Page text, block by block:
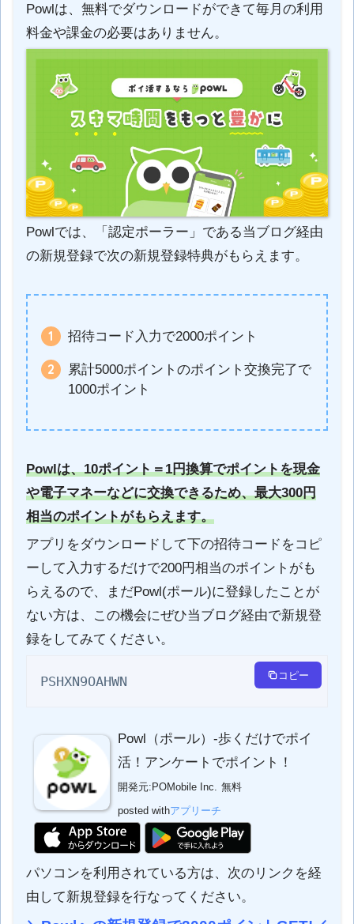
Powlは、無料でダウンロードができて毎月の利用
料金や課金の必要はありません。
Powlでは、「認定ポーラー」である当ブログ経由
の新規登録で次の新規登録特典がもらえます。
招待コード入力で2000ポイント
累計5000ポイントのポイント交換完了で
1000ポイント
Powlは、10ポイント＝1円換算でポイントを現金
や電子マネーなどに交換できるため、最大300円
相当のポイントがもらえます。
アプリをダウンロードして下の招待コードをコピ
ーして入力するだけで200円相当のポイントがも
らえるので、まだPowl(ポール)に登録したことが
ない方は、この機会にぜひ当ブログ経由で新規登
録をしてみてください。
PSHXN9OAHWN コピー
Powl（ポール）-歩くだけでポイ
活！アンケートでポイント！
開発元:POMobile Inc.
無料
posted withアプリーチ
パソコンを利用されている方は、次のリンクを経
由して新規登録を行なってください。